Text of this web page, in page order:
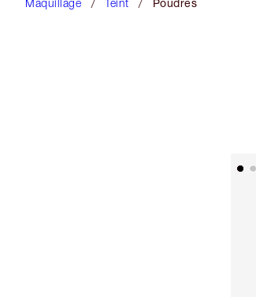
Maquillage Teint Poudres